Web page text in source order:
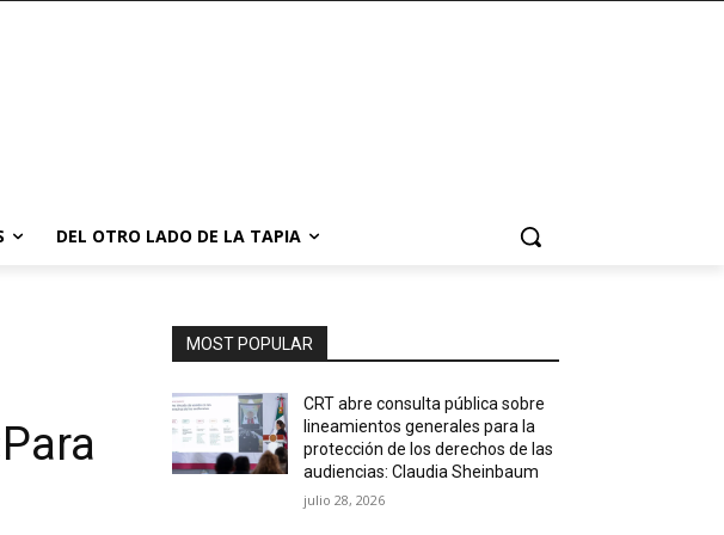
DEL OTRO LADO DE LA TAPIA
MOST POPULAR
CRT abre consulta pública sobre
lineamientos generales para la
protección de los derechos de las
audiencias: Claudia Sheinbaum
julio 28, 2026